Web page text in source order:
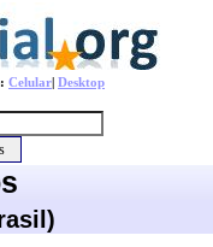
Celular| Desktop